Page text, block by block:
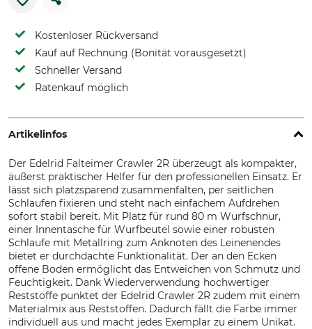
Kostenloser Rückversand
Kauf auf Rechnung (Bonität vorausgesetzt)
Schneller Versand
Ratenkauf möglich
Artikelinfos
Der Edelrid Falteimer Crawler 2R überzeugt als kompakter,
äußerst praktischer Helfer für den professionellen Einsatz. Er
lässt sich platzsparend zusammenfalten, per seitlichen
Schlaufen fixieren und steht nach einfachem Aufdrehen
sofort stabil bereit. Mit Platz für rund 80 m Wurfschnur,
einer Innentasche für Wurfbeutel sowie einer robusten
Schlaufe mit Metallring zum Anknoten des Leinenendes
bietet er durchdachte Funktionalität. Der an den Ecken
offene Boden ermöglicht das Entweichen von Schmutz und
Feuchtigkeit. Dank Wiederverwendung hochwertiger
Reststoffe punktet der Edelrid Crawler 2R zudem mit einem
Materialmix aus Reststoffen. Dadurch fällt die Farbe immer
individuell aus und macht jedes Exemplar zu einem Unikat.